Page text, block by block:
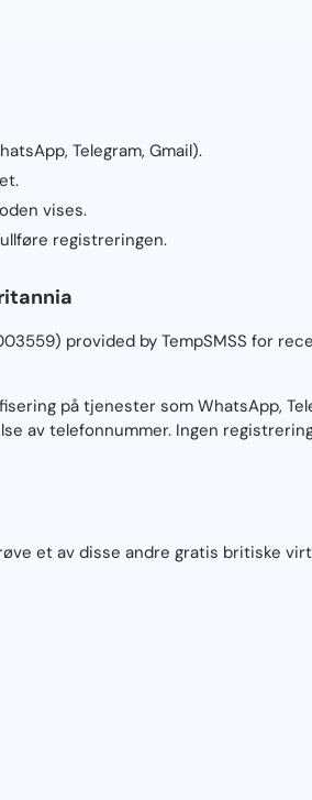
Telegram, Gmail).
vises.
registreringen.
provided by TempSMSS for
på tjenester som WhatsApp,
av telefonnummer. Ingen
et av disse andre gratis britiske